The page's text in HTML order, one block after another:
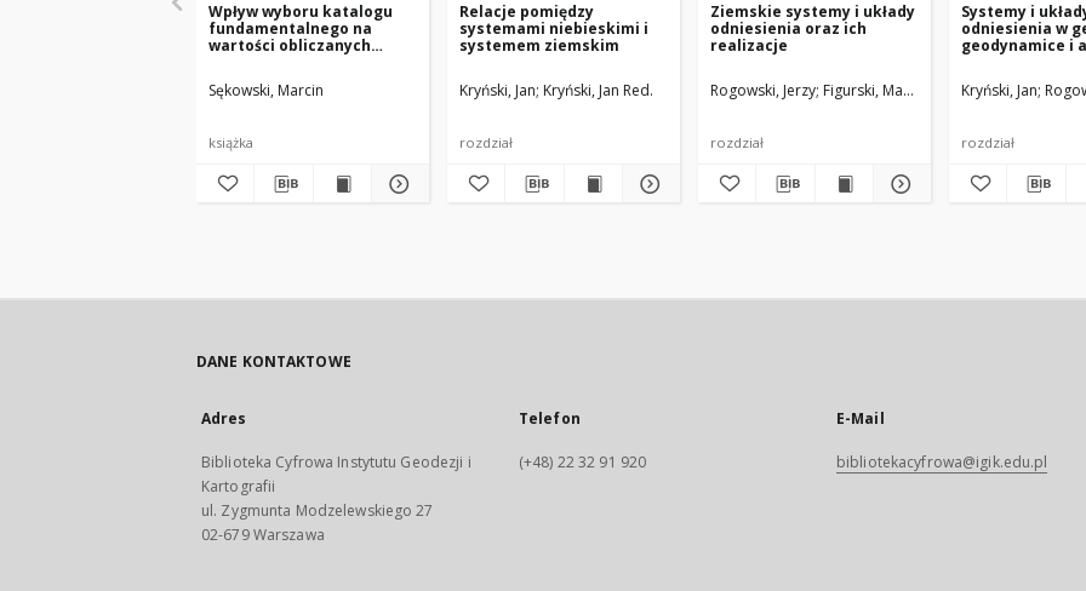
Wpływ wyboru katalogu
fundamentalnego na
wartości obliczanych
Sękowski, Marcin
książka
Relacje pomiędzy
systemami niebieskimi i
systemem ziemskim
Kryński, Jan Kryński, Jan Red.
rozdział
Ziemskie systemy i układy
odniesienia oraz ich
realizacje
Rogowski, Jerzy Figurski, Mariusz Kryński, Jan Red.
rozdział
Systemy i
odniesienia w
geodynamice i
Kryński, Jan
rozdział
DANE KONTAKTOWE
Adres
Biblioteka Cyfrowa Instytutu Geodezji i
Kartografii
ul. Zygmunta Modzelewskiego 27
02-679 Warszawa
Telefon
(+48) 22 32 91 920
E-Mail
bibliotekacyfrowa@igik.edu.pl